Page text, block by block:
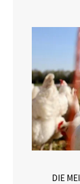
DIE